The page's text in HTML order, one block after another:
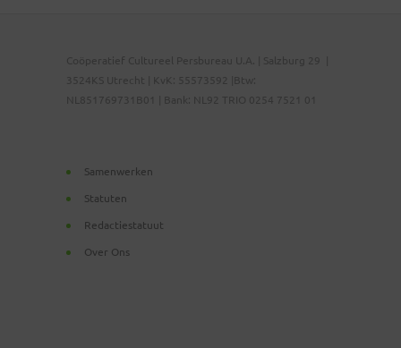
Coöperatief Cultureel Persbureau U.A. | Salzburg 29 |
3524KS Utrecht | KvK: 55573592 |Btw:
NL851769731B01 | Bank: NL92 TRIO 0254 7521 01
Samenwerken
Statuten
Redactiestatuut
Over Ons